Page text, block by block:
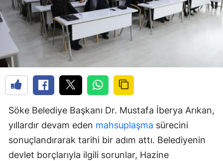
Söke Belediye Başkanı Dr. Mustafa İberya Arıkan,
yıllardır devam eden mahsuplaşma sürecini
sonuçlandırarak tarihi bir adım attı. Belediyenin
devlet borçlarıyla ilgili sorunlar, Hazine